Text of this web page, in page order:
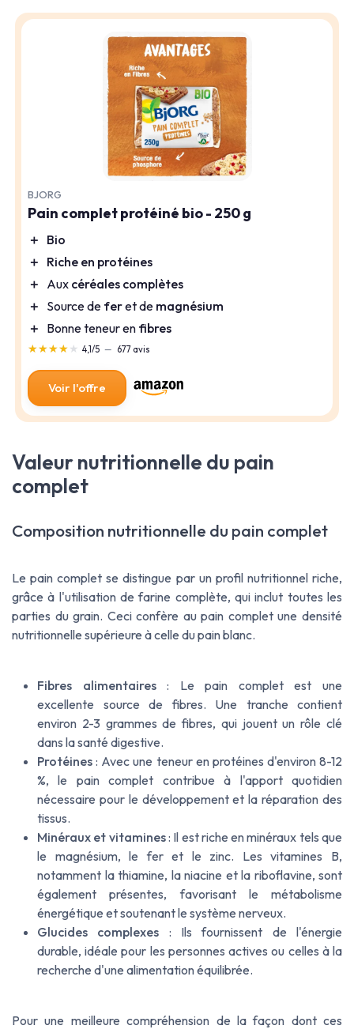
BJORG
Pain complet protéiné bio - 250 g
＋ Bio
＋ Riche en protéines
＋ Aux céréales complètes
＋ Source de feret de magnésium
＋ Bonne teneur en fibres
★★★★★
★★★★★ 4,1/5 — 677 avis
Voir l'offre
Valeur nutritionnelle du pain
complet
Composition nutritionnelle du pain complet
Le pain complet se distingue par un profil nutritionnel riche,
grâce à l'utilisation de farine complète, qui inclut toutes les
parties du grain. Ceci confère au pain complet une densité
nutritionnelle supérieure à celle du pain blanc.
Fibres alimentaires: Le pain complet est une
excellente source de fibres. Une tranche contient
environ 2-3 grammes de fibres, qui jouent un rôle clé
dans la santé digestive.
Protéines : Avec une teneur en protéines d'environ 8-12
%, le pain complet contribue à l'apport quotidien
nécessaire pour le développement et la réparation des
tissus.
Minéraux et vitamines: Il est riche en minéraux tels que
le magnésium, le fer et le zinc. Les vitamines B,
notamment la thiamine, la niacine et la riboflavine, sont
également présentes, favorisant le métabolisme
énergétique et soutenant le système nerveux.
Glucides complexes : Ils fournissent de l'énergie
durable, idéale pour les personnes actives ou celles à la
recherche d'une alimentation équilibrée.
Pour une meilleure compréhension de la façon dont ces